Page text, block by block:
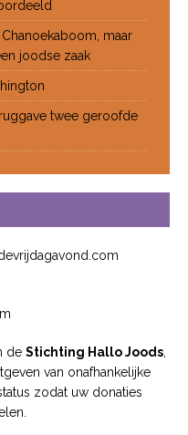
Chanoekaboom, maar
joodse zaak
twee geroofde
de Stichting Hallo Joods
van onafhankelijke
zodat uw donaties